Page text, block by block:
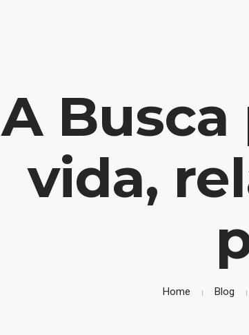
A Busca
vida,
Home Blog